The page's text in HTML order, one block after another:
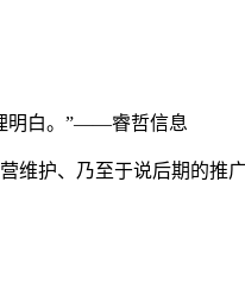
明白。”——睿哲信息
护、乃至于说后期的推